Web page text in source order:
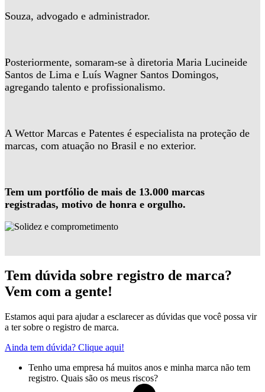
Souza, advogado e administrador.
Posteriormente, somaram-se à diretoria Maria Lucineide
Santos de Lima e Luís Wagner Santos Domingos,
agregando talento e profissionalismo.
A Wettor Marcas e Patentes é especialista na proteção de
marcas, com atuação no Brasil e no exterior.
Tem um portfólio de mais de 13.000 marcas
registradas, motivo de honra e orgulho.
Tem dúvida sobre registro de marca?
Vem com a gente!
Estamos aqui para ajudar a esclarecer as dúvidas que você possa vir
a ter sobre o registro de marca.
Ainda tem dúvida? Clique aqui!
Tenho uma empresa há muitos anos e minha marca não tem
registro. Quais são os meus riscos?